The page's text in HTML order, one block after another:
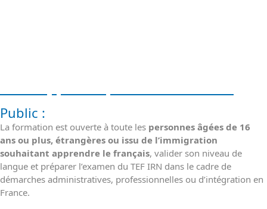
Public :
La formation est ouverte à toute les personnes âgées de 16
ans ou plus, étrangères ou issu de l’immigration
souhaitant apprendre le français, valider son niveau de
langue et préparer l’examen du TEF IRN dans le cadre de
démarches administratives, professionnelles ou d’intégration en
France.